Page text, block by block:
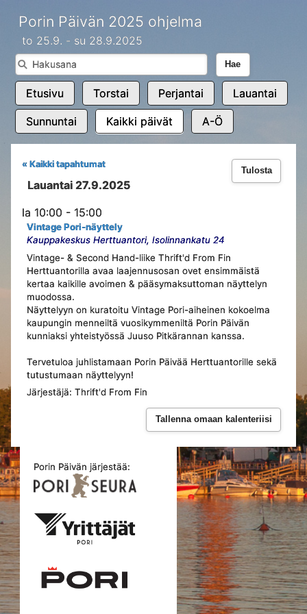
Porin Päivän 2025 ohjelma
to 25.9. - su 28.9.2025
Hae
Etusivu Torstai Perjantai Lauantai
Sunnuntai Kaikki päivät A-Ö
Tulosta
« Kaikki tapahtumat
Lauantai 27.9.2025
la 10:00 - 15:00
Vintage Pori-näyttely
Kauppakeskus Herttuantori, Isolinnankatu 24
Vintage- & Second Hand-liike Thrift'd From Fin
Herttuantorilla avaa laajennusosan ovet ensimmäistä
kertaa kaikille avoimen & pääsymaksuttoman näyttelyn
muodossa.
Näyttelyyn on kuratoitu Vintage Pori-aiheinen kokoelma
kaupungin menneiltä vuosikymmeniltä Porin Päivän
kunniaksi yhteistyössä Juuso Pitkärannan kanssa.
Tervetuloa juhlistamaan Porin Päivää Herttuantorille sekä
tutustumaan näyttelyyn!
Järjestäjä: Thrift'd From Fin
Tallenna omaan kalenteriisi
Porin Päivän järjestää: